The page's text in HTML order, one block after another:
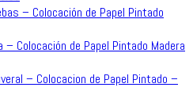
– Colocación de Papel Pintado
– Colocación de Papel Pintado Madera
– Colocacion de Papel Pintado –